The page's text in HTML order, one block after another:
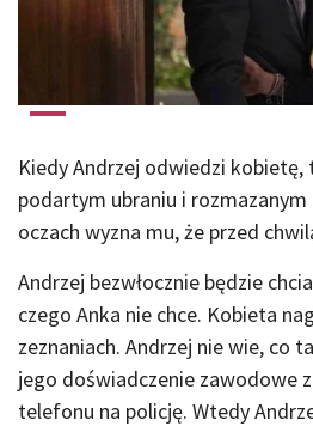
Kiedy Andrzej odwiedzi
podartym ubraniu i rozmazanym
oczach wyzna mu, że przed
Andrzej bezwłocznie będzie
czego Anka nie chce. Kobieta
zeznaniach. Andrzej nie wie, co
jego doświadczenie zawodowe
telefonu na policję. Wtedy